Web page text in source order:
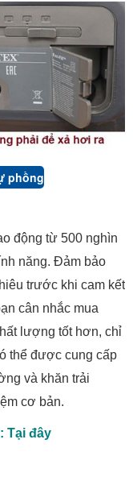
phồng
động từ 500 nghìn
năng. Đảm bảo
trước khi cam kết
cân nhắc mua
lượng tốt hơn, chỉ
thể được cung cấp
và khăn trải
cơ bản.
Tại đây